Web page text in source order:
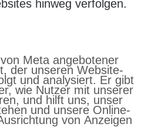
hinweg verfolgen.
Meta angebotener
der unseren Website-
und analysiert. Er gibt
wie Nutzer mit unserer
und hilft uns, unser
und unsere Online-
von Anzeigen